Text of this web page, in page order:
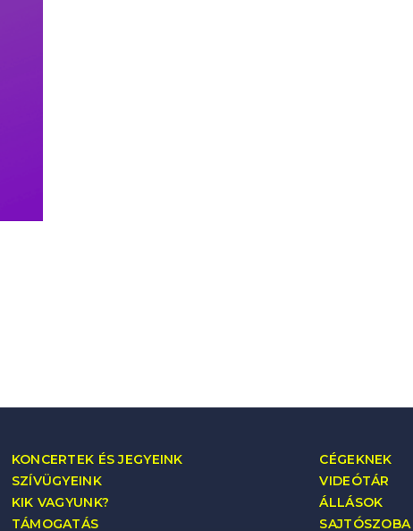
KONCERTEK ÉS JEGYEINK
SZÍVÜGYEINK
KIK VAGYUNK?
TÁMOGATÁS
CÉGEKNEK
VIDEÓTÁR
ÁLLÁSOK
SAJTÓSZOBA